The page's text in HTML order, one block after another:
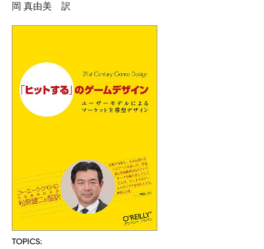
岡 真由美 訳
TOPICS